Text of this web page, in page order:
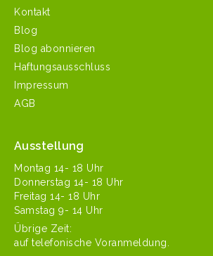
Kontakt
Blog
Blog abonnieren
Haftungsausschluss
Impressum
AGB
Ausstellung
Mon­tag 14- 18 Uhr
Don­ner­stag 14- 18 Uhr
Fre­itag 14- 18 Uhr
Sam­stag 9- 14 Uhr
Übrige Zeit:
auf tele­fonis­che Voranmeldung.